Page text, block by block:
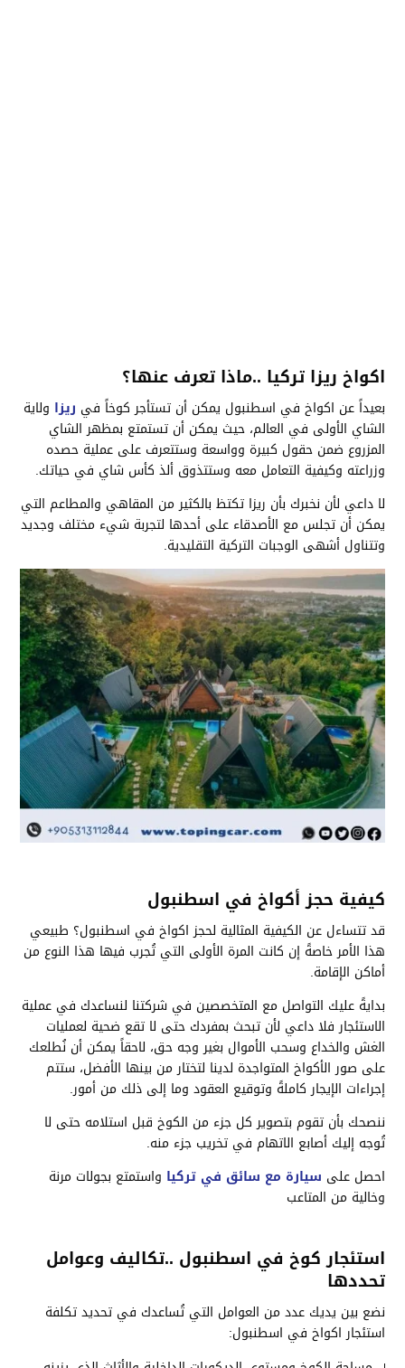
اكواخ ريزا تركيا ..ماذا تعرف عنها؟
بعيداً عن اكواخ في اسطنبول يمكن أن تستأجر كوخاً في ريزا ولاية
الشاي الأولى في العالم، حيث يمكن أن تستمتع بمظهر الشاي
المزروع ضمن حقول كبيرة وواسعة وستتعرف على عملية حصده
وزراعته وكيفية التعامل معه وستتذوق ألذ كأس شاي في حياتك.
لا داعي لأن نخبرك بأن ريزا تكتظ بالكثير من المقاهي والمطاعم التي
يمكن أن تجلس مع الأصدقاء على أحدها لتجربة شيء مختلف وجديد
وتتناول أشهى الوجبات التركية التقليدية.
كيفية حجز أكواخ في اسطنبول
قد تتساءل عن الكيفية المثالية لحجز اكواخ في اسطنبول؟ طبيعي
هذا الأمر خاصةً إن كانت المرة الأولى التي تُجرب فيها هذا النوع من
أماكن الإقامة.
بدايةً عليك التواصل مع المتخصصين في شركتنا لنساعدك في عملية
الاستئجار فلا داعي لأن تبحث بمفردك حتى لا تقع ضحية لعمليات
الغش والخداع وسحب الأموال بغير وجه حق، لاحقاً يمكن أن نُطلعك
على صور الأكواخ المتواجدة لدينا لتختار من بينها الأفضل، ستتم
إجراءات الإيجار كاملةً وتوقيع العقود وما إلى ذلك من أمور.
ننصحك بأن تقوم بتصوير كل جزء من الكوخ قبل استلامه حتى لا
تُوجه إليك أصابع الاتهام في تخريب جزء منه.
احصل على سيارة مع سائق في تركيا واستمتع بجولات مرنة
وخالية من المتاعب
استئجار كوخ في اسطنبول ..تكاليف وعوامل
تحددها
نضع بين يديك عدد من العوامل التي تُساعدك في تحديد تكلفة
استئجار اكواخ في اسطنبول: